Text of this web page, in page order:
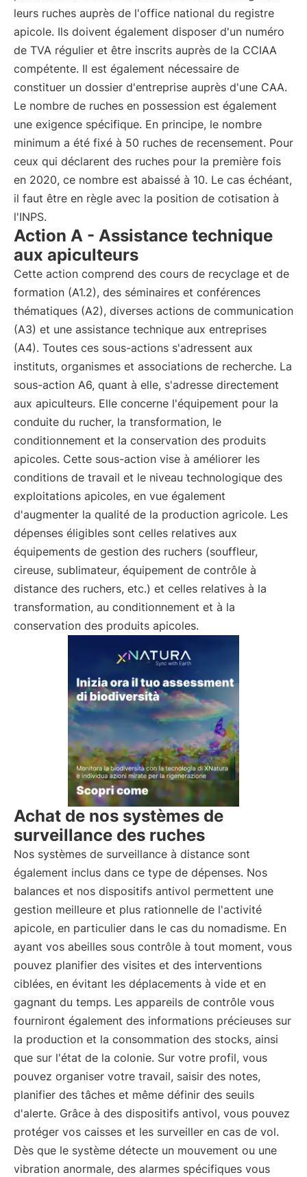
leurs ruches auprès de l'office national du registre
apicole. Ils doivent également disposer d'un numéro
de TVA régulier et être inscrits auprès de la CCIAA
compétente. Il est également nécessaire de
constituer un dossier d'entreprise auprès d'une CAA.
Le nombre de ruches en possession est également
une exigence spécifique. En principe, le nombre
minimum a été fixé à 50 ruches de recensement. Pour
ceux qui déclarent des ruches pour la première fois
en 2020, ce nombre est abaissé à 10. Le cas échéant,
il faut être en règle avec la position de cotisation à
l'INPS.
Action A - Assistance technique
aux apiculteurs
Cette action comprend des cours de recyclage et de
formation (A1.2), des séminaires et conférences
thématiques (A2), diverses actions de communication
(A3) et une assistance technique aux entreprises
(A4). Toutes ces sous-actions s'adressent aux
instituts, organismes et associations de recherche. La
sous-action A6, quant à elle, s'adresse directement
aux apiculteurs. Elle concerne l'équipement pour la
conduite du rucher, la transformation, le
conditionnement et la conservation des produits
apicoles. Cette sous-action vise à améliorer les
conditions de travail et le niveau technologique des
exploitations apicoles, en vue également
d'augmenter la qualité de la production agricole. Les
dépenses éligibles sont celles relatives aux
équipements de gestion des ruchers (souffleur,
cireuse, sublimateur, équipement de contrôle à
distance des ruchers, etc.) et celles relatives à la
transformation, au conditionnement et à la
conservation des produits apicoles.
Achat de nos systèmes de
surveillance des ruches
Nos systèmes de surveillance à distance sont
également inclus dans ce type de dépenses. Nos
balances et nos dispositifs antivol permettent une
gestion meilleure et plus rationnelle de l'activité
apicole, en particulier dans le cas du nomadisme. En
ayant vos abeilles sous contrôle à tout moment, vous
pouvez planifier des visites et des interventions
ciblées, en évitant les déplacements à vide et en
gagnant du temps. Les appareils de contrôle vous
fourniront également des informations précieuses sur
la production et la consommation des stocks, ainsi
que sur l'état de la colonie. Sur votre profil, vous
pouvez organiser votre travail, saisir des notes,
planifier des tâches et même définir des seuils
d'alerte. Grâce à des dispositifs antivol, vous pouvez
protéger vos caisses et les surveiller en cas de vol.
Dès que le système détecte un mouvement ou une
vibration anormale, des alarmes spécifiques vous